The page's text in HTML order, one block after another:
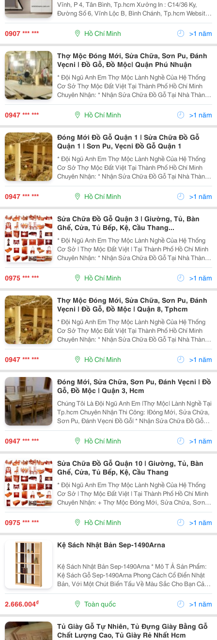
Vĩnh, P 4, Tân Bình, Tp.hcm Xưởng In : C14/36 Ky,
Đường Số 6, Vĩnh Lộc B, Bình Chánh, Tp.hcm Website:
Www.tnlvietnam.com.vn Hoặc:
Http://Www.vatgia.com/Tnlvietnam . Chuyên Sản Xuất
0907 *** *** Hồ Chí Minh >1 năm
Thợ Mộc Đóng Mới, Sửa Chữa, Sơn Pu, Đánh
Vẹcni | Đồ Gỗ, Đồ Mộc| Quận Phú Nhuận
* Đội Ngũ Anh Em Thợ Mộc Lành Nghề Của Hệ Thống
Cơ Sở Thợ Mộc Đất Việt Tại Thành Phố Hồ Chí Minh
Chuyên Nhận: * Nhận Sửa Chữa Đồ Gỗ Tại Nhà Thành
Phố Hồ Chí Minh - Sửa Chữa Cửa Sổ, Cửa Thông
Phòng, Cửa Đi Bị Sập Xệ Khó Đóng Hư Hỏng Cong
Vênh. - Sử
0947 *** *** Hồ Chí Minh >1 năm
Đóng Mới Đồ Gỗ Quận 1 | Sửa Chữa Đồ Gỗ
Quận 1 | Sơn Pu, Vẹcni Đồ Gỗ Quận 1
* Đội Ngũ Anh Em Thợ Mộc Lành Nghề Của Hệ Thống
Cơ Sở Thợ Mộc Đất Việt Tại Thành Phố Hồ Chí Minh
Chuyên Nhận: * Nhận Sửa Chữa Đồ Gỗ Tại Nhà Thành
Phố Hồ Chí Minh - Sửa Chữa Cửa Sổ, Cửa Thông
Phòng, Cửa Đi Bị Sập Xệ Khó Đóng Hư Hỏng Cong
Vênh. - Sử
0947 *** *** Hồ Chí Minh >1 năm
Sửa Chữa Đồ Gỗ Quận 3 | Giường, Tủ, Bàn
Ghế, Cửa, Tủ Bếp, Kệ, Cầu Thang...
* Đội Ngũ Anh Em Thợ Mộc Lành Nghề Của Hệ Thống
Cơ Sở | Thợ Mộc Đất Việt | Tại Thành Phố Hồ Chí Minh
Chuyên Nhận: * Nhận Sửa Chữa Đồ Gỗ Tại Nhà Thành
Phố Hồ Chí Minh - Sửa Chữa Cửa Sổ, Cửa Thông
Phòng, Cửa Đi Bị Sập Xệ Khó Đóng Hư Hỏng Cong
0975 *** *** Hồ Chí Minh >1 năm
Thợ Mộc Đóng Mới, Sửa Chữa, Sơn Pu, Đánh
Vẹcni | Đồ Gỗ, Đồ Mộc | Quận 8, Tphcm
* Đội Ngũ Anh Em Thợ Mộc Lành Nghề Của Hệ Thống
Cơ Sở Thợ Mộc Đất Việt Tại Thành Phố Hồ Chí Minh
Chuyên Nhận: * Nhận Sửa Chữa Đồ Gỗ Tại Nhà Thành
Phố Hồ Chí Minh - Sửa Chữa Cửa Sổ, Cửa Thông
Phòng, Cửa Đi Bị Sập Xệ Khó Đóng Hư Hỏng Cong
Vênh. - Sử
0947 *** *** Hồ Chí Minh >1 năm
Đóng Mới, Sửa Chữa, Sơn Pu, Đánh Vẹcni | Đồ
Gỗ, Đồ Mộc | Quận 3, Hcm
Chúng Tôi Là Đội Ngũ Anh Em |Thợ Mộc| Lành Nghề Tại
Tp.hcm Chuyên Nhận Thi Công: |Đóng Mới, Sửa Chữa,
Sơn Pu, Đánh Vẹcni Đồ Gỗ| * Nhận Sửa Chữa Đồ Gỗ
Tại Nhà Thành Phố Hồ Chí Minh - Sửa Chữa Cửa Sổ,
Cửa Thông Phòng, Cửa Đi Bị Sập Xệ Khó Đóng Hư
0947 *** *** Hồ Chí Minh >1 năm
Sửa Chữa Đồ Gỗ Quận 10 | Giường, Tủ, Bàn
Ghế, Cửa, Tủ Bếp, Kệ, Cầu Thang
* Đội Ngũ Anh Em Thợ Mộc Lành Nghề Của Hệ Thống
Cơ Sở | Thợ Mộc Đất Việt | Tại Thành Phố Hồ Chí Minh
Chuyên Nhận: + Thợ Mộc Đóng Mới, Sửa Chữa, Sơn
Pu, Đánh Bóng Vẹcni |Giường Gỗ | + Thợ Mộc Đóng
Mới, Sửa Chữa, Sơn Pu, Đánh Bóng Vẹcni Các Loại |Tủ
0975 *** *** Hồ Chí Minh >1 năm
Kệ Sách Nhật Bản Sep-1490Arna
Kệ Sách Nhật Bản Sep-1490Arna * Mô T Ả Sản Phẩm:
Kệ Sách Gỗ Sep-1490Arna Phong Cách Cổ Điển Nhật
Bản, Với Một Chút Biến Tấu Về Màu Sắc Cho Bạn Cảm
Giác Mới Lạ, Đơn Giản Mà Độc Đáo. Được Làm Từ
Chất Liệu Gỗ Mdf Cao Cấp, Sản Xuất Theo Qu
2.666.004₫ Toàn quốc >1 năm
Tủ Giày Gỗ Tự Nhiên, Tủ Đựng Giày Bằng Gỗ
Chất Lượng Cao, Tủ Giày Rẻ Nhất Hcm